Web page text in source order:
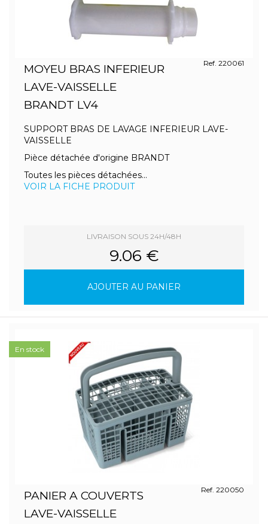
MOYEU BRAS INFERIEUR
LAVE-VAISSELLE
BRANDT LV4
Ref. 220061
SUPPORT BRAS DE LAVAGE INFERIEUR LAVE-
VAISSELLE
Pièce détachée d'origine BRANDT
Toutes les pièces détachées...
VOIR LA FICHE PRODUIT
LIVRAISON SOUS 24H/48H
9.06 €
AJOUTER AU PANIER
PANIER A COUVERTS
LAVE-VAISSELLE
Ref. 220050
En stock